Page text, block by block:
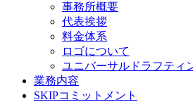
事務所概要
代表挨拶
料金体系
ロゴについて
ユニバーサルドラフティ
業務内容
SKIPコミットメント